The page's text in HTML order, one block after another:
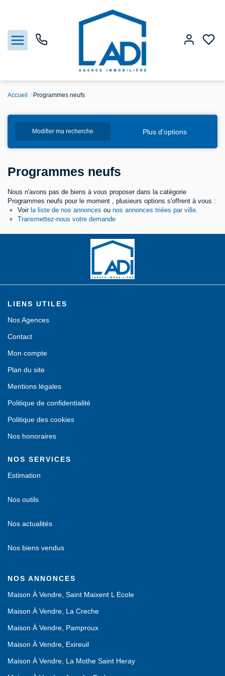
Vendre
Agences
Gestion
Accueil Programmes neufs
Modifier ma recherche Plus d'options
Programmes neufs
Nous n'avons pas de biens à vous proposer dans la catégorie
Programmes neufs pour le moment , plusieurs options s'offrent à vous :
Voir la liste de nos annonces ou nos annonces triées par ville.
Transmettez-nous votre demande
LIENS UTILES
Nos Agences
Contact
Mon compte
Plan du site
Mentions légales
Politique de confidentialité
Politique des cookies
Nos honoraires
NOS SERVICES
Estimation
Nos outils
Nos actualités
Nos biens vendus
NOS ANNONCES
Maison À Vendre, Saint Maixent L Ecole
Maison À Vendre, La Creche
Maison À Vendre, Pamproux
Maison À Vendre, Exireuil
Maison À Vendre, La Mothe Saint Heray